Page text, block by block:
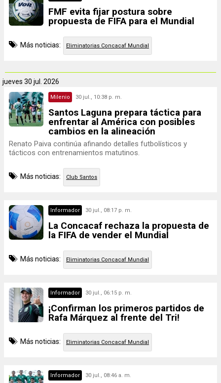
FMF evita fijar postura sobre
propuesta de FIFA para el Mundial
Más noticias: Eliminatorias Concacaf Mundial
jueves 30 jul. 2026
Milenio 30 jul., 10:38 p. m.
Santos Laguna prepara táctica para
enfrentar al América con posibles
cambios en la alineación
Renato Paiva continúa afinando detalles futbolísticos y
tácticos con entrenamientos matutinos.
Más noticias: Club Santos
Informador 30 jul., 08:17 p. m.
La Concacaf rechaza la propuesta de
la FIFA de vender el Mundial
Más noticias: Eliminatorias Concacaf Mundial
Informador 30 jul., 06:15 p. m.
¡Confirman los primeros partidos de
Rafa Márquez al frente del Tri!
Más noticias: Eliminatorias Concacaf Mundial
Informador 30 jul., 08:46 a. m.